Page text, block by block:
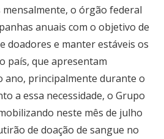
o órgão federal
anuais com o objetivo de
doadores e manter estáveis os
país, que apresentam
ano, principalmente durante o
a essa necessidade, o Grupo
neste mês de julho
de doação de sangue no